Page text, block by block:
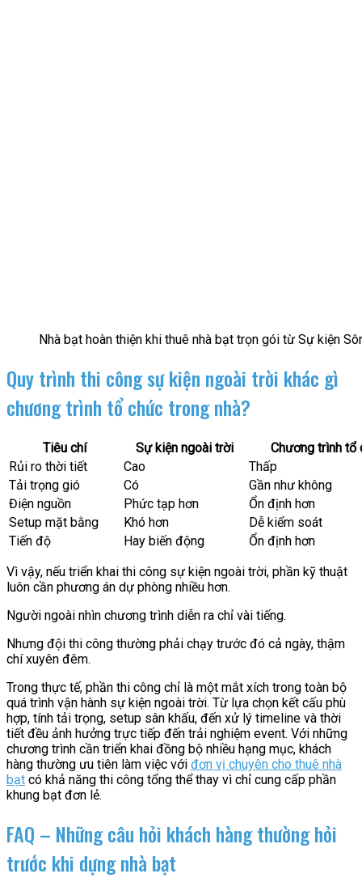
Nhà bạt hoàn thiện khi thuê nhà bạt trọn gói từ Sự kiện
Quy trình thi công sự kiện ngoài trời khác gì
chương trình tổ chức trong nhà?
Tiêu chí Sự kiện ngoài trời
Chương trình tổ
Rủi ro thời tiết
Cao
Thấp
Tải trọng gió
Có
Gần như không
Điện nguồn
Phức tạp hơn
Ổn định hơn
Setup mặt bằng
Khó hơn
Dễ kiểm soát
Tiến độ
Hay biến động
Ổn định hơn
Vì vậy, nếu triển khai thi công sự kiện ngoài trời, phần kỹ thuật
luôn cần phương án dự phòng nhiều hơn.
Người ngoài nhìn chương trình diễn ra chỉ vài tiếng.
Nhưng đội thi công thường phải chạy trước đó cả ngày, thậm
chí xuyên đêm.
Trong thực tế, phần thi công chỉ là một mắt xích trong toàn bộ
quá trình vận hành sự kiện ngoài trời. Từ lựa chọn kết cấu phù
hợp, tính tải trọng, setup sân khấu, đến xử lý timeline và thời
tiết đều ảnh hưởng trực tiếp đến trải nghiệm event. Với những
chương trình cần triển khai đồng bộ nhiều hạng mục, khách
hàng thường ưu tiên làm việc với đơn vị chuyên cho thuê nhà
bạt có khả năng thi công tổng thể thay vì chỉ cung cấp phần
khung bạt đơn lẻ.
FAQ – Những câu hỏi khách hàng thường hỏi
trước khi dựng nhà bạt